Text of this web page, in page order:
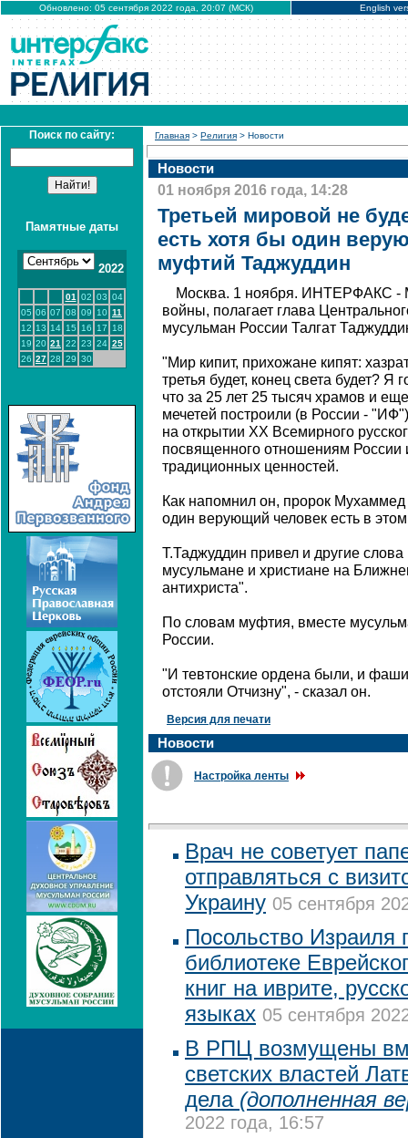
Обновлено: 05 сентября 2022 года, 20:07 (МСК) English
Поиск по сайту:
Памятные даты
2022
01 02 03 04
05 06 07 08 09 10 11
12 13 14 15 16 17
18
19 20 21 22 23 24 25
26 27 28 29 30
Главная > Религия > Новости
Новости
01 ноября 2016 года, 14:28
Третьей мировой не
есть хотя бы один
муфтий Таджуддин
Москва. 1 ноября. ИНТЕРФАКС -
войны, полагает глава
мусульман России Талгат
"Мир кипит, прихожане кипят:
третья будет, конец света будет? Я
что за 25 лет 25 тысяч храмов и
мечетей построили (в России -
на открытии XX Всемирного
посвященного отношениям России
традиционных ценностей.
Как напомнил он, пророк Мухаммед
один верующий человек есть в
Т.Таджуддин привел и другие слова
мусульмане и христиане на
антихриста".
По словам муфтия, вместе
России.
"И тевтонские ордена были, и
отстояли Отчизну", - сказал он.
Версия для печати
Новости
Настройка ленты
Врач не советует
отправляться с
Украину 05 сентября
Посольство Израиля
библиотеке
книг на иврите,
языках 05 сентября
В РПЦ возмущены
светских властей
дела (дополненная
2022 года, 16:57